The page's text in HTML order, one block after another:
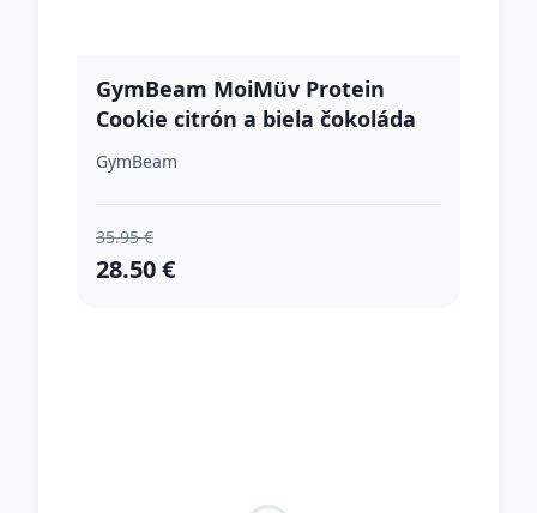
GymBeam MoiMüv Protein
Cookie citrón a biela čokoláda
GymBeam
35.95 €
28.50 €